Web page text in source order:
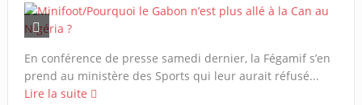
En conférence de presse samedi dernier, la Fégamif s’en
prend au ministère des Sports qui leur aurait réfusé...
Lire la suite